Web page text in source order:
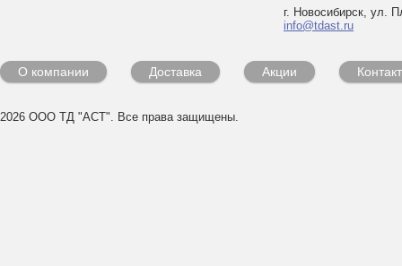
г. Новосибирск, ул.
info@tdast.ru
О компании Доставка Акции
2026 ООО ТД "АСТ". Все права защищены.